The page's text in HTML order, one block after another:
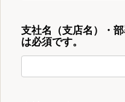
支社名（支店名）・
は必須です。